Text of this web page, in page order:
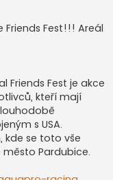
Fest!!! Areál
Friends Fest je akce
kteří mají
s USA.
kde se toto vše
Pardubice.